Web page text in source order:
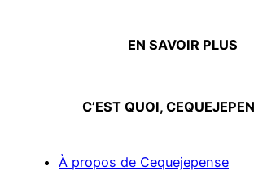
EN SAVOIR PLUS
C’EST QUOI,
À propos de Cequejepense